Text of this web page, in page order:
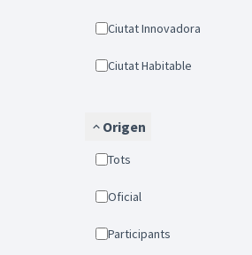
Ciutat Innovadora
Ciutat Habitable
Origen
Tots
Oficial
Participants